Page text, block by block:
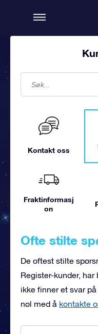
Kontakt oss
Fraktinformasj
on
Ofte stilte
De oftest stilte
Register-kunder,
ikke finner et svar
nøl med å kontakte